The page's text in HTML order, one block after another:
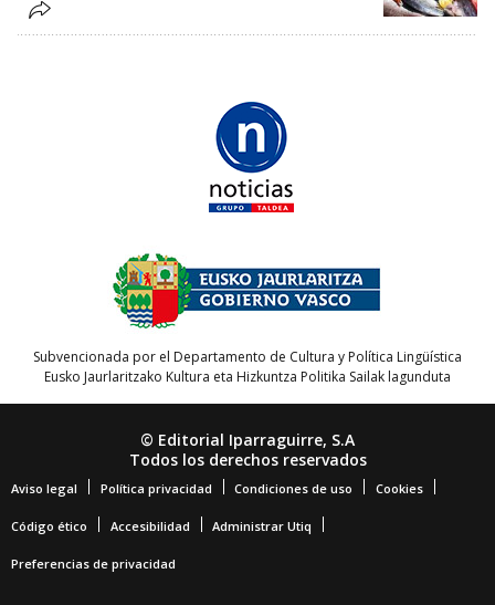
Subvencionada por el Departamento de Cultura y Política Lingüística
Eusko Jaurlaritzako Kultura eta Hizkuntza Politika Sailak lagunduta
© Editorial Iparraguirre, S.A
Todos los derechos reservados
Aviso legal Política privacidad Condiciones de uso Cookies
Código ético Accesibilidad Administrar Utiq
Preferencias de privacidad